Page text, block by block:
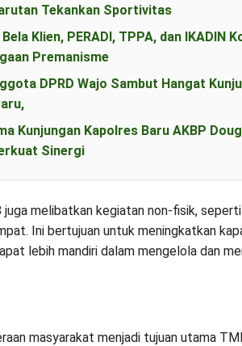
Tekankan Sportivitas
Klien, PERADI, TPPA, dan IKADIN
Premanisme
DPRD Wajo Sambut Hangat
Kunjungan Kapolres Baru AKBP
Sinergi
melibatkan kegiatan non-fisik,
Ini bertujuan untuk meningkatkan
lebih mandiri dalam mengelola dan
masyarakat menjadi tujuan utama